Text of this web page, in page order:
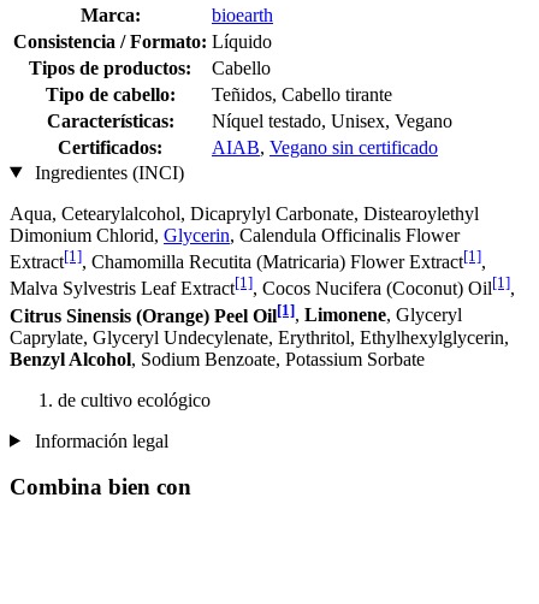
Marca:
bioearth
Consistencia / Formato: Líquido
Tipos de productos:
Cabello
Tipo de cabello:
Teñidos, Cabello tirante
Características:
Níquel testado, Unisex, Vegano
Certificados:
AIAB, Vegano sin certificado
Ingredientes (INCI)
Aqua, Cetearylalcohol, Dicaprylyl Carbonate, Distearoylethyl
Dimonium Chlorid, Glycerin, Calendula Officinalis Flower
Extract[1], Chamomilla Recutita (Matricaria) Flower Extract[1],
Malva Sylvestris Leaf Extract[1], Cocos Nucifera (Coconut) Oil[1],
Citrus Sinensis (Orange) Peel Oil[1], Limonene, Glyceryl
Caprylate, Glyceryl Undecylenate, Erythritol, Ethylhexylglycerin,
Benzyl Alcohol, Sodium Benzoate, Potassium Sorbate
de cultivo ecológico
Información legal
Combina bien con